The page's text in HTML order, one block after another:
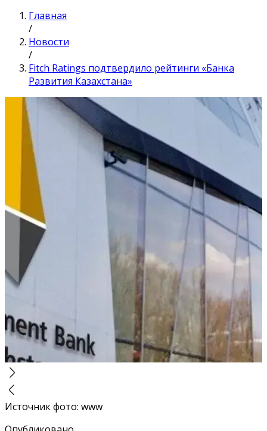
Главная
/
Новости
/
Fitch Ratings подтвердило рейтинги «Банка
Развития Казахстана»
Источник фото: www